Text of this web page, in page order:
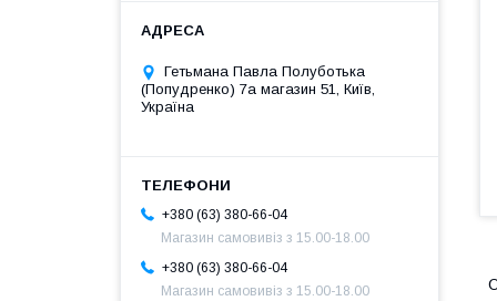
Гетьмана Павла Полуботька
(Попудренко) 7а магазин 51, Київ,
Україна
+380 (63) 380-66-04
Магазин самовивіз з 15.00-18.00
+380 (63) 380-66-04
Магазин самовивіз з 15.00-18.00